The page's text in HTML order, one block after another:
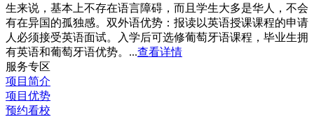
生来说，基本上不存在语言障碍，而且学生大多是华人，不会
有在异国的孤独感。双外语优势：报读以英语授课课程的申请
人必须接受英语面试。入学后可选修葡萄牙语课程，毕业生拥
有英语和葡萄牙语优势。...查看详情
服务专区
项目简介
项目优势
预约看校